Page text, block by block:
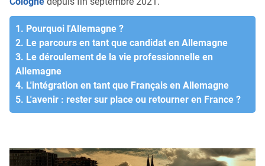
1. Pourquoi l'Allemagne ?
2. Le parcours en tant que candidat en Allemagne
3. Le déroulement de la vie professionnelle en
Allemagne
4. L'intégration en tant que Français en Allemagne
5. L'avenir : rester sur place ou retourner en France ?